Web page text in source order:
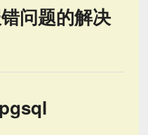
问题的解决